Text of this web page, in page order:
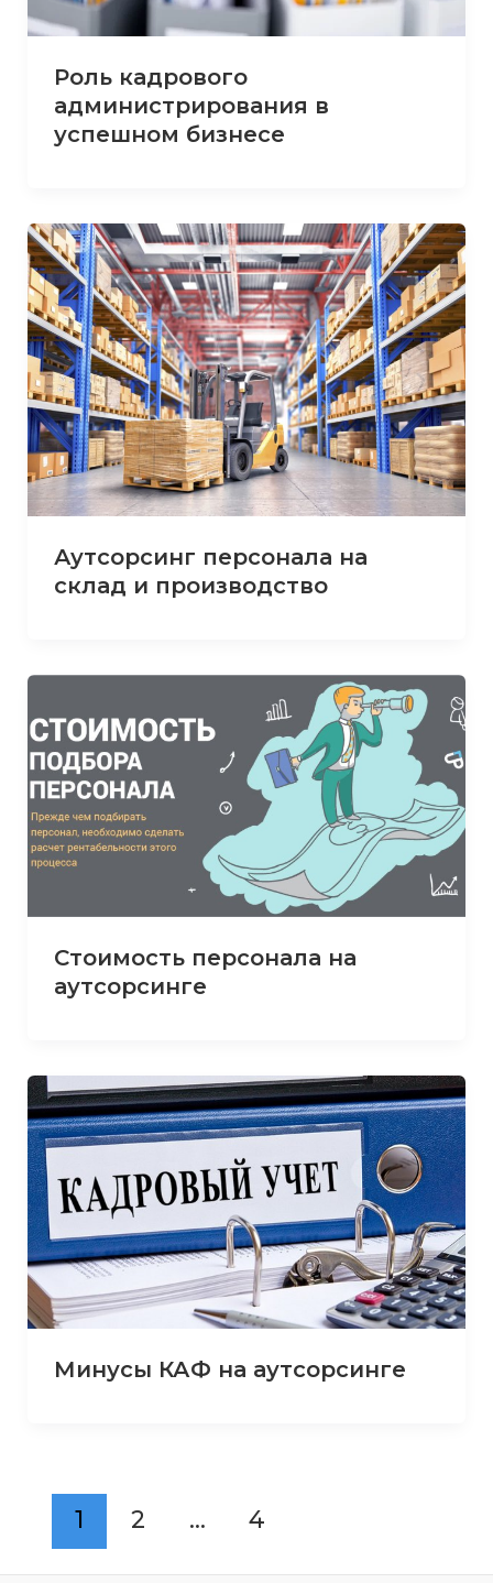
Роль кадрового
администрирования в
успешном бизнесе
Аутсорсинг персонала на
склад и производство
Стоимость персонала на
аутсорсинге
Минусы КАФ на аутсорсинге
1 2 … 4